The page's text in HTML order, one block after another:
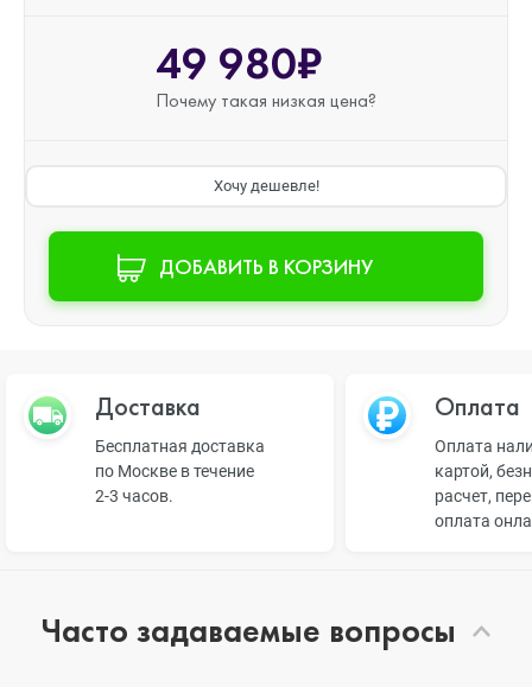
49 980₽
Почему такая низкая цена?
Хочу дешевле!
ДОБАВИТЬ В КОРЗИНУ
Доставка
Бесплатная доставка
по Москве в течение
2-3 часов.
Оплата
Оплата
картой,
расчет,
оплата
Часто задаваемые вопросы